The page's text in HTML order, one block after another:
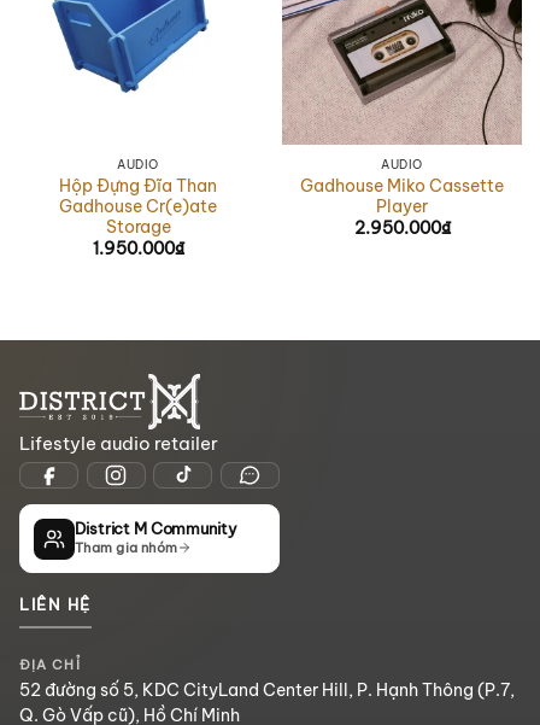
AUDIO
Hộp Đựng Đĩa Than
Gadhouse Cr(e)ate
Storage
1.950.000₫
AUDIO
Gadhouse Miko Cassette
Player
2.950.000₫
Lifestyle audio retailer
District M Community
Tham gia nhóm
LIÊN HỆ
ĐỊA CHỈ
52 đường số 5, KDC CityLand Center Hill, P. Hạnh Thông (P.7,
Q. Gò Vấp cũ), Hồ Chí Minh